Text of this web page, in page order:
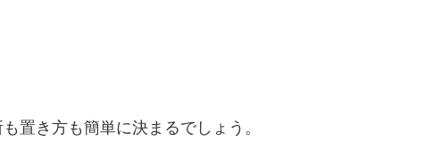
置き方も簡単に決まるでしょう。